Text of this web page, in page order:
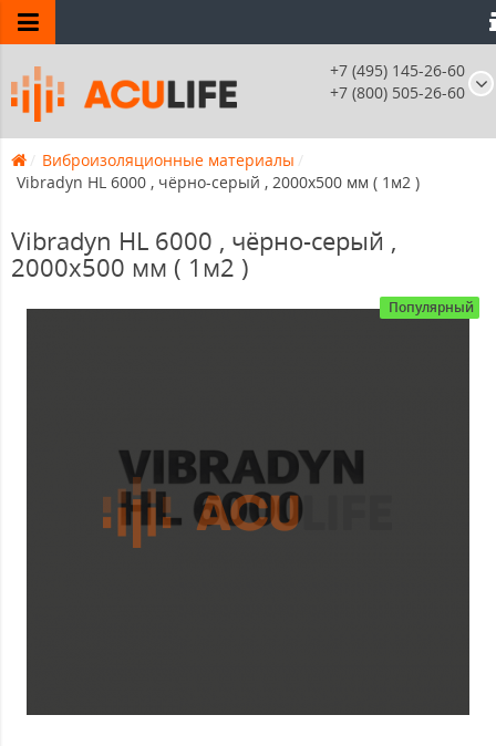
+7 (495) 145-26-60
+7 (800) 505-26-60
Виброизоляционные материалы
Vibradyn HL 6000 , чёрно-серый , 2000х500 мм ( 1м2 )
Vibradyn HL 6000 , чёрно-серый ,
2000х500 мм ( 1м2 )
Популярный